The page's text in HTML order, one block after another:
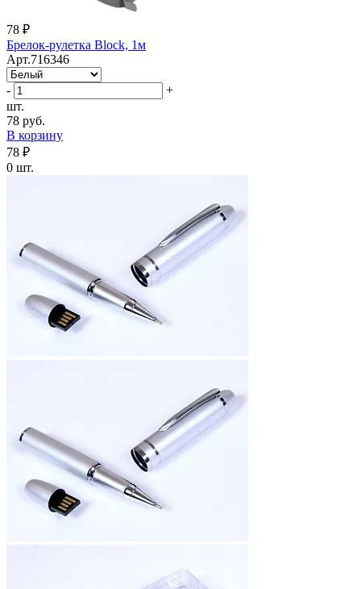
78 ₽
Брелок-рулетка Block, 1м
Арт.716346
-
+
шт.
78 руб.
В корзину
78 ₽
0 шт.